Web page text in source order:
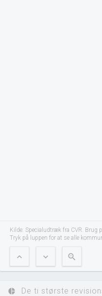
Kilde: Specialudtræk fra CVR. Brug
Tryk på luppen for at se alle
expand_less expand_more zoom_out
pie_chart